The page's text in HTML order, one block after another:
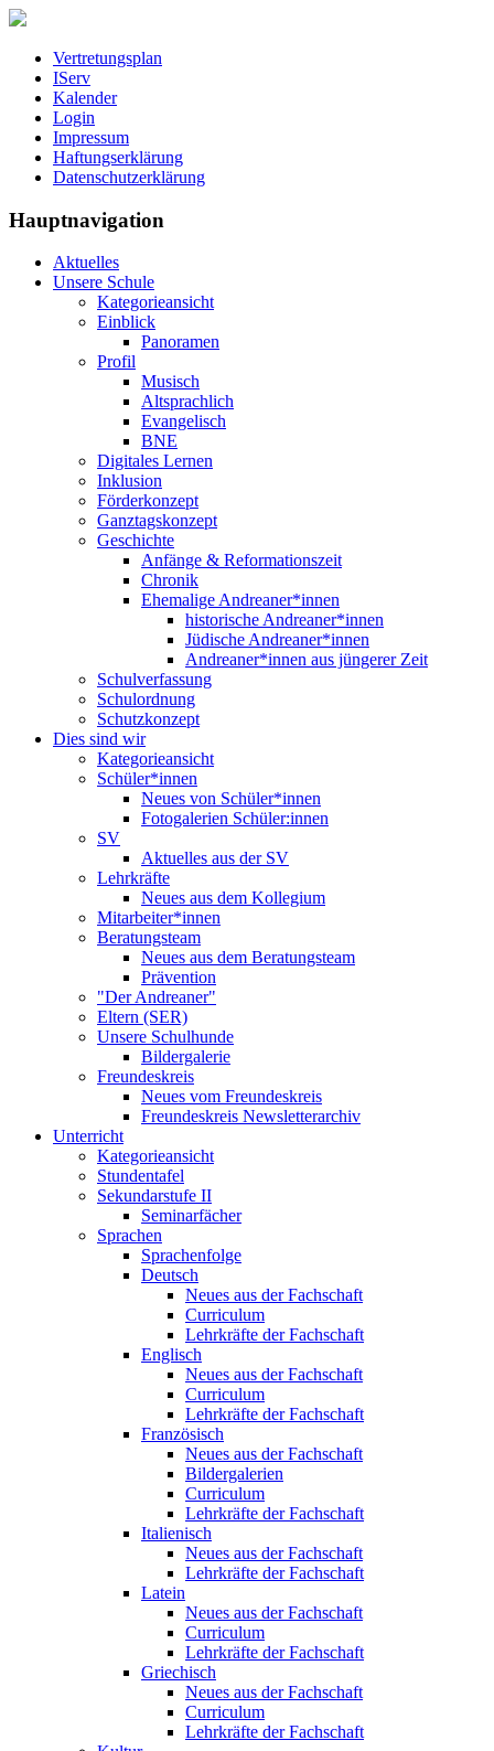
Vertretungsplan
IServ
Kalender
Login
Impressum
Haftungserklärung
Datenschutzerklärung
Hauptnavigation
Aktuelles
Unsere Schule
Kategorieansicht
Einblick
Panoramen
Profil
Musisch
Altsprachlich
Evangelisch
BNE
Digitales Lernen
Inklusion
Förderkonzept
Ganztagskonzept
Geschichte
Anfänge & Reformationszeit
Chronik
Ehemalige Andreaner*innen
historische Andreaner*innen
Jüdische Andreaner*innen
Andreaner*innen aus jüngerer Zeit
Schulverfassung
Schulordnung
Schutzkonzept
Dies sind wir
Kategorieansicht
Schüler*innen
Neues von Schüler*innen
Fotogalerien Schüler:innen
SV
Aktuelles aus der SV
Lehrkräfte
Neues aus dem Kollegium
Mitarbeiter*innen
Beratungsteam
Neues aus dem Beratungsteam
Prävention
"Der Andreaner"
Eltern (SER)
Unsere Schulhunde
Bildergalerie
Freundeskreis
Neues vom Freundeskreis
Freundeskreis Newsletterarchiv
Unterricht
Kategorieansicht
Stundentafel
Sekundarstufe II
Seminarfächer
Sprachen
Sprachenfolge
Deutsch
Neues aus der Fachschaft
Curriculum
Lehrkräfte der Fachschaft
Englisch
Neues aus der Fachschaft
Curriculum
Lehrkräfte der Fachschaft
Französisch
Neues aus der Fachschaft
Bildergalerien
Curriculum
Lehrkräfte der Fachschaft
Italienisch
Neues aus der Fachschaft
Lehrkräfte der Fachschaft
Latein
Neues aus der Fachschaft
Curriculum
Lehrkräfte der Fachschaft
Griechisch
Neues aus der Fachschaft
Curriculum
Lehrkräfte der Fachschaft